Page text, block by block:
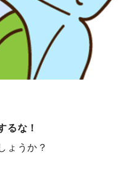
るな！
ょうか？